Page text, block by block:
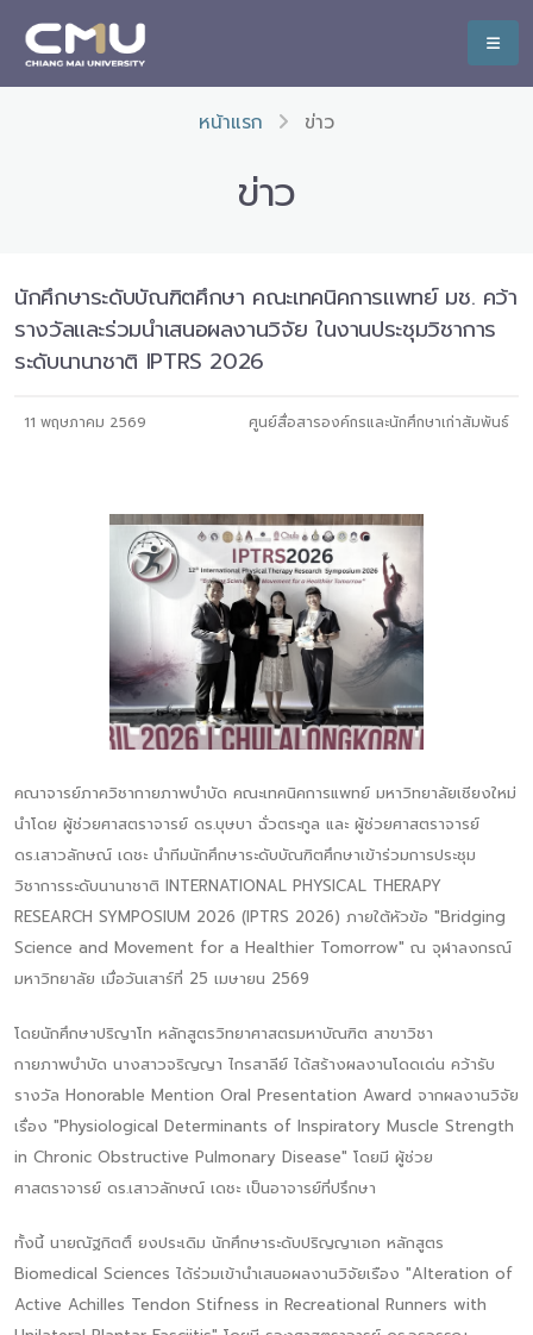
หน้าแรก ข่าว
ข่าว
นักศึกษาระดับบัณฑิตศึกษา คณะเทคนิคการแพทย์ มช. คว้า
รางวัลและร่วมนำเสนอผลงานวิจัย ในงานประชุมวิชาการ
ระดับนานาชาติ IPTRS 2026
11 พฤษภาคม 2569 ศูนย์สื่อสารองค์กรและนักศึกษาเก่าสัมพันธ์
คณาจารย์ภาควิชากายภาพบำบัด คณะเทคนิคการแพทย์ มหาวิทยาลัยเชียงใหม่
นำโดย ผู้ช่วยศาสตราจารย์ ดร.บุษบา ฉั่วตระกูล และ ผู้ช่วยศาสตราจารย์
ดร.เสาวลักษณ์ เดชะ นำทีมนักศึกษาระดับบัณฑิตศึกษาเข้าร่วมการประชุม
วิชาการระดับนานาชาติ INTERNATIONAL PHYSICAL THERAPY
RESEARCH SYMPOSIUM 2026 (IPTRS 2026) ภายใต้หัวข้อ "Bridging
Science and Movement for a Healthier Tomorrow" ณ จุฬาลงกรณ์
มหาวิทยาลัย เมื่อวันเสาร์ที่ 25 เมษายน 2569
โดยนักศึกษาปริญาโท หลักสูตรวิทยาศาสตรมหาบัณฑิต สาขาวิชา
กายภาพบำบัด นางสาวจริญญา ไกรสาลีย์ ได้สร้างผลงานโดดเด่น คว้ารับ
รางวัล Honorable Mention Oral Presentation Award จากผลงานวิจัย
เรื่อง "Physiological Determinants of Inspiratory Muscle Strength
in Chronic Obstructive Pulmonary Disease" โดยมี ผู้ช่วย
ศาสตราจารย์ ดร.เสาวลักษณ์ เดชะ เป็นอาจารย์ที่ปรึกษา
ทั้งนี้ นายณัฐกิตติ์ ยงประเดิม นักศึกษาระดับปริญญาเอก หลักสูตร
Biomedical Sciences ได้ร่วมเข้านำเสนอผลงานวิจัยเรือง "Alteration of
Active Achilles Tendon Stifness in Recreational Runners with